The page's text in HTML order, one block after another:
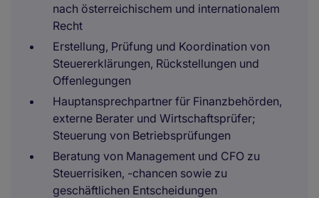
nach österreichischem und internationalem
Recht
Erstellung, Prüfung und Koordination von
Steuererklärungen, Rückstellungen und
Offenlegungen
Hauptansprechpartner für Finanzbehörden,
externe Berater und Wirtschaftsprüfer;
Steuerung von Betriebsprüfungen
Beratung von Management und CFO zu
Steuerrisiken, -chancen sowie zu
geschäftlichen Entscheidungen